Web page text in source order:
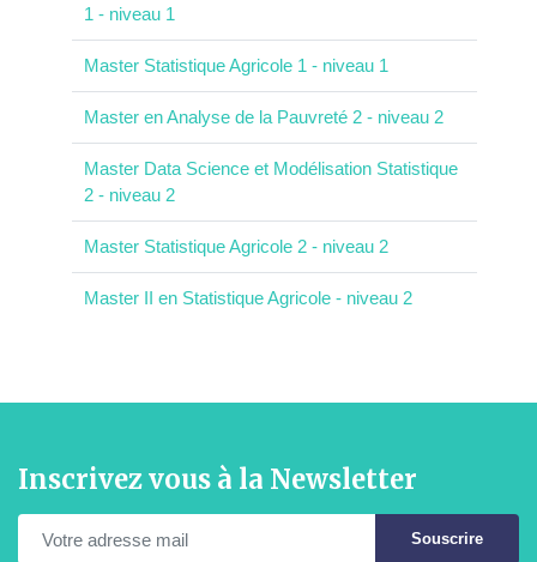
1 - niveau 1
Master Statistique Agricole 1 - niveau 1
Master en Analyse de la Pauvreté 2 - niveau 2
Master Data Science et Modélisation Statistique
2 - niveau 2
Master Statistique Agricole 2 - niveau 2
Master II en Statistique Agricole - niveau 2
Inscrivez vous à la Newsletter
Souscrire